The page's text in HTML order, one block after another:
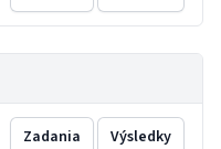
Zadania Výsledky